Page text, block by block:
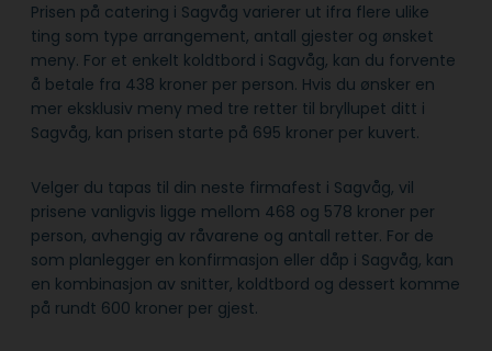
Prisen på catering i Sagvåg varierer ut ifra flere ulike
ting som type arrangement, antall gjester og ønsket
meny. For et enkelt koldtbord i Sagvåg, kan du forvente
å betale fra 438 kroner per person. Hvis du ønsker en
mer eksklusiv meny med tre retter til bryllupet ditt i
Sagvåg, kan prisen starte på 695 kroner per kuvert.
Velger du tapas til din neste firmafest i Sagvåg, vil
prisene vanligvis ligge mellom 468 og 578 kroner per
person, avhengig av råvarene og antall retter. For de
som planlegger en konfirmasjon eller dåp i Sagvåg, kan
en kombinasjon av snitter, koldtbord og dessert komme
på rundt 600 kroner per gjest.